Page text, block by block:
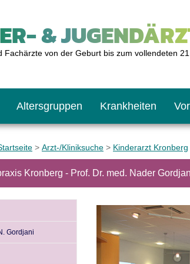
&
Fachärzte von der Geburt bis zum vollendeten
Altersgruppen
Das erste Jahr
Schulkinder
Jugendliche
Krankheiten
Baby: U1 bis U6
Schulkind: U10 bis U11
Teenager: J1 bis J2
Impfkalender
Was muss man
Impfreaktionen
Notrufnummern
Hausapotheke
Sofortmaßnahmen
Notdienste
Gesundheitsämter
Link-Tipps
BMI-Rechner
Blutdruckrechner
Wachstum-Rechner
> Arzt-/Kliniksuche > Kinderarzt Kronberg
Kronberg - Prof. Dr. med. Nader
Gordjani